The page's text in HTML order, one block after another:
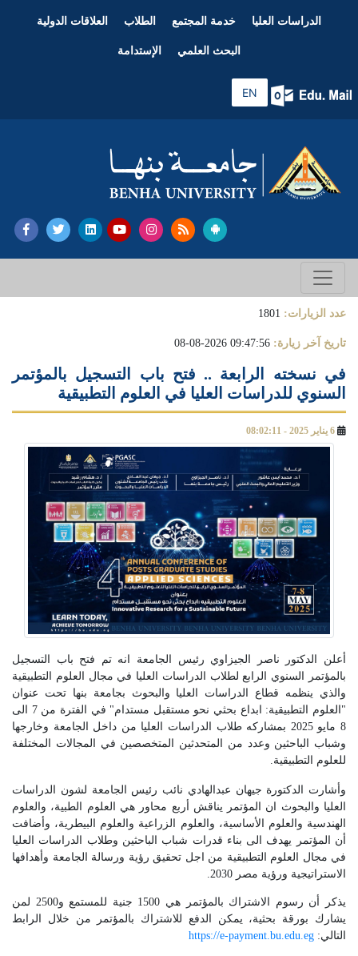
الدراسات العليا خدمة المجتمع الطلاب العلاقات الدولية
البحث العلمي الإستدامة
EN
عدد الزيارات: 1801
تاريخ آخر زيارة: 09:47:56 2026-08-08
في نسخته الرابعة .. فتح باب التسجيل بالمؤتمر
السنوي للدراسات العليا في العلوم التطبيقية
أعلن الدكتور ناصر الجيزاوي رئيس الجامعة انه تم فتح باب التسجيل
بالمؤتمر السنوي الرابع لطلاب الدراسات العليا في مجال العلوم التطبيقية
والذي ينظمه قطاع الدراسات العليا والبحوث بجامعة بنها تحت عنوان
"العلوم التطبيقية: ابداع بحثي نحو مستقبل مستدام" في الفترة من 7 الى
8 مايو 2025 بمشاركه طلاب الدراسات العليا من داخل الجامعة وخارجها
وشباب الباحثين وعدد من المتحدثين المتخصصين في المجالات المختلفة
للعلوم التطبيقية.
وأشارت الدكتورة جيهان عبدالهادي نائب رئيس الجامعة لشون الدراسات
العليا والبحوث ان المؤتمر يناقش أربع محاور هي العلوم الطبية، والعلوم
الهندسية والعلوم الأساسية، والعلوم الزراعية والعلوم البيطرية، وأضافت
أن المؤتمر يهدف الى بناء قدرات شباب الباحثين وطلاب الدراسات العليا
في مجال العلوم التطبيقية من اجل تحقيق رؤية ورسالة الجامعة وأهدافها
الاستراتيجية ورؤية مصر 2030.
يذكر أن رسوم الاشتراك بالمؤتمر هي 1500 جنية للمستمع و2500 لمن
يشارك بورقة بحثية، يمكن الدفع للاشتراك بالمؤتمر من خلال الرابط
التالي: https://e-payment.bu.edu.eg